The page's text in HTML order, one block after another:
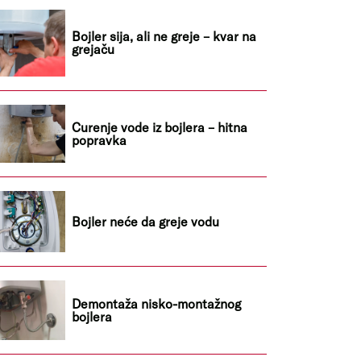
Bojler sija, ali ne greje – kvar na
grejaču
Curenje vode iz bojlera – hitna
popravka
Bojler neće da greje vodu
Demontaža nisko-montažnog
bojlera